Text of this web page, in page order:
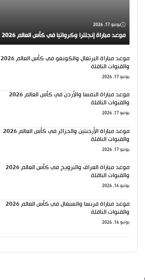
يونيو 17, 2026
موعد مباراة إنجلترا وكرواتيا في كأس العالم 2026 والقنوات الناقلة
موعد مباراة البرتغال والكونغو في كأس العالم 2026
والقنوات الناقلة
يونيو 17, 2026
موعد مباراة النمسا والأردن في كأس العالم 2026
والقنوات الناقلة
يونيو 17, 2026
موعد مباراة الأرجنتين والجزائر في كأس العالم 2026
والقنوات الناقلة
يونيو 17, 2026
موعد مباراة العراق والنرويج في كأس العالم 2026
والقنوات الناقلة
يونيو 16, 2026
موعد مباراة فرنسا والسنغال في كأس العالم 2026
والقنوات الناقلة
يونيو 16, 2026